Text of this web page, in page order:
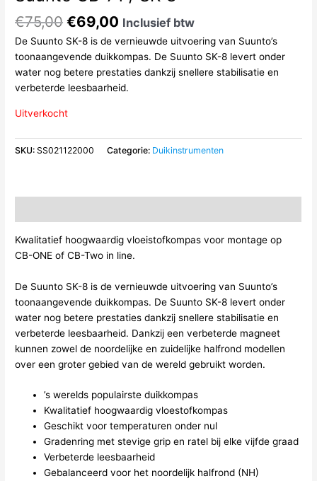
€75,00 Oorspronkelijke
prijs
was:
€75,00.
€69,00 Huidige
prijs
is:
€69,00.
Inclusief btw
De Suunto SK-8 is de vernieuwde uitvoering van Suunto’s
toonaangevende duikkompas. De Suunto SK-8 levert onder
water nog betere prestaties dankzij snellere stabilisatie en
verbeterde leesbaarheid.
Uitverkocht
SKU:SS021122000 Categorie: Duikinstrumenten
Kwalitatief hoogwaardig vloeistofkompas voor montage op
CB-ONE of CB-Two in line.
De Suunto SK-8 is de vernieuwde uitvoering van Suunto’s
toonaangevende duikkompas. De Suunto SK-8 levert onder
water nog betere prestaties dankzij snellere stabilisatie en
verbeterde leesbaarheid. Dankzij een verbeterde magneet
kunnen zowel de noordelijke en zuidelijke halfrond modellen
over een groter gebied van de wereld gebruikt worden.
’s werelds populairste duikkompas
Kwalitatief hoogwaardig vloestofkompas
Geschikt voor temperaturen onder nul
Gradenring met stevige grip en ratel bij elke vijfde graad
Verbeterde leesbaarheid
Gebalanceerd voor het noordelijk halfrond (NH)